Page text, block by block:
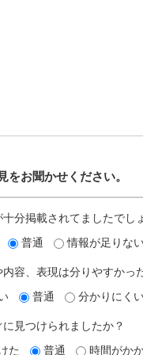
をお聞かせください。
分掲載されてましたでし
普通 情報が足りな
容、表現は分りやすかっ
普通 分かりにく
見つけられましたか？
た
普通 時間がか